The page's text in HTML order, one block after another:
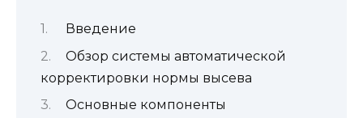
Введение
Обзор системы автоматической
корректировки нормы высева
Основные компоненты